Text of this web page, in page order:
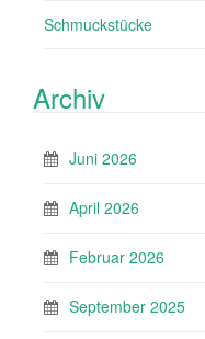
Schmuckstücke
Archiv
Juni 2026
April 2026
Februar 2026
September 2025